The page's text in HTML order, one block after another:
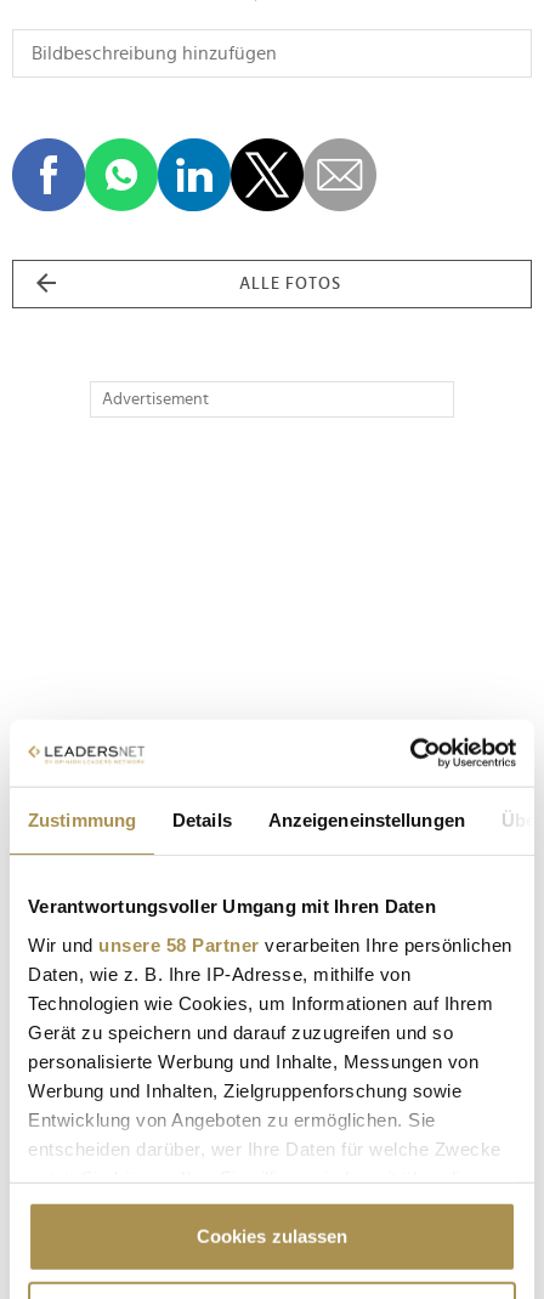
Zustimmung Details Anzeigeneinstellungen
Verantwortungsvoller Umgang mit Ihren Daten
Wir und unsere 58 Partner verarbeiten Ihre persönlichen
Daten, wie z. B. Ihre IP-Adresse, mithilfe von
Technologien wie Cookies, um Informationen auf Ihrem
Gerät zu speichern und darauf zuzugreifen und so
personalisierte Werbung und Inhalte, Messungen von
Werbung und Inhalten, Zielgruppenforschung sowie
Entwicklung von Angeboten zu ermöglichen. Sie
entscheiden darüber, wer Ihre Daten für welche Zwecke
Cookie-Erklärung oder durch Klicken auf das Privacy
Trigger Symbol ändern oder widerrufen
Cookies zulassen
ALLE FOTOS
Advertisement